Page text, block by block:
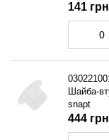
141 грн
Шайба-
snapt
444 грн